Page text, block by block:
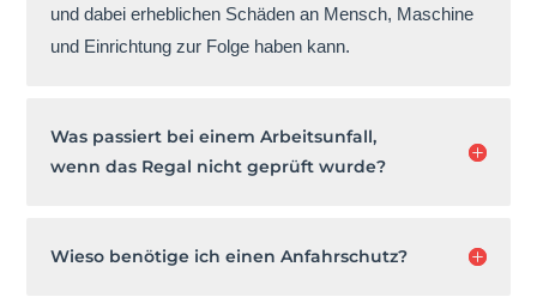
und dabei erheblichen Schäden an Mensch, Maschine
und Einrichtung zur Folge haben kann.
Was passiert bei einem Arbeitsunfall,
wenn das Regal nicht geprüft wurde?
Wieso benötige ich einen Anfahrschutz?